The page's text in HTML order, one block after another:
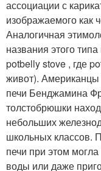
ассоциации с
изображаемого как
Аналогичная
названия этого
potbelly stove , где
живот). Американцы
печи Бенджамина
толстобрюшки
небольших
школьных классов.
печи при этом
воды или даже